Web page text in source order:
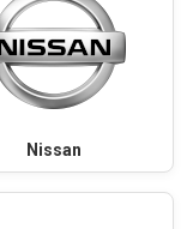
Nissan